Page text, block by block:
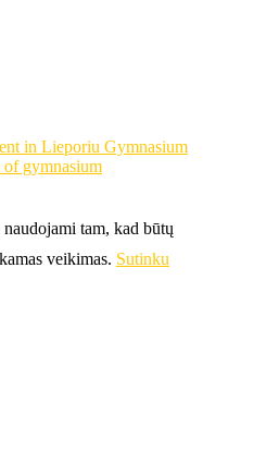
in Lieporiu Gymnasium
of gymnasium
tam, kad būtų
veikimas. Sutinku